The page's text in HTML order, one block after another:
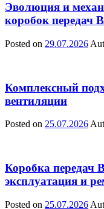
Эволюция и
коробок передач
Posted on 29.07.2026
Комплексный
вентиляции
Posted on 25.07.2026
Коробка передач
эксплуатация и
Posted on 25.07.2026